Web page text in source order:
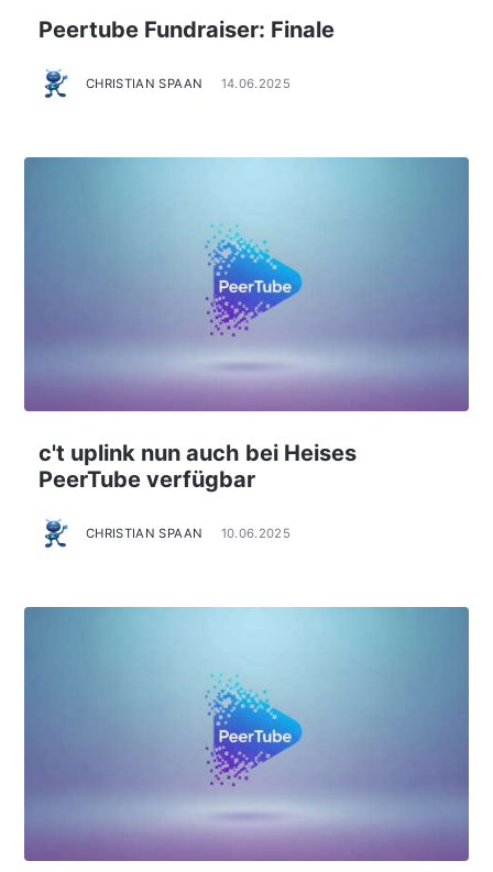
Peertube Fundraiser: Finale
CHRISTIAN SPAAN 14.06.2025
c't uplink nun auch bei Heises
PeerTube verfügbar
CHRISTIAN SPAAN 10.06.2025